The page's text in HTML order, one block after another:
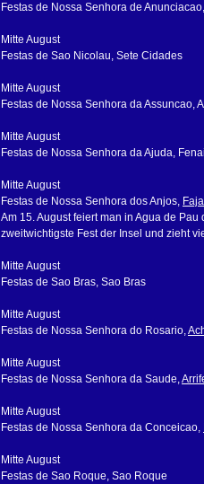
Festas de Nossa Senhora de Anunciacao,
Mitte August
Festas de Sao Nicolau, Sete Cidades
Mitte August
Festas de Nossa Senhora da Assuncao,
Mitte August
Festas de Nossa Senhora da Ajuda,
Mitte August
Festas de Nossa Senhora dos Anjos,
Am 15. August feiert man in Agua de
zweitwichtigste Fest der Insel und zieht
Mitte August
Festas de Sao Bras, Sao Bras
Mitte August
Festas de Nossa Senhora do Rosario,
Mitte August
Festas de Nossa Senhora da Saude,
Mitte August
Festas de Nossa Senhora da Conceicao,
Mitte August
Festas de Sao Roque, Sao Roque